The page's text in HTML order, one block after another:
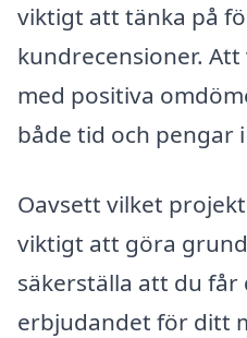
viktigt att tänka på
kundrecensioner.
med positiva
både tid och pengar
Oavsett vilket
viktigt att göra
säkerställa att du får
erbjudandet för ditt